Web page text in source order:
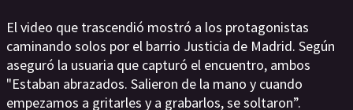
El video que trascendió mostró a los protagonistas
caminando solos por el barrio Justicia de Madrid. Según
aseguró la usuaria que capturó el encuentro, ambos
"Estaban abrazados. Salieron de la mano y cuando
empezamos a gritarles y a grabarlos, se soltaron”.